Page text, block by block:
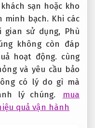
khách sạn hoặc kho
minh bạch. Khi các
sử dụng, Phù
không còn đáp
hoạt động. cùng
và yêu cầu bảo
có lý do gì mà
lý chúng.
mua
quả vận hành